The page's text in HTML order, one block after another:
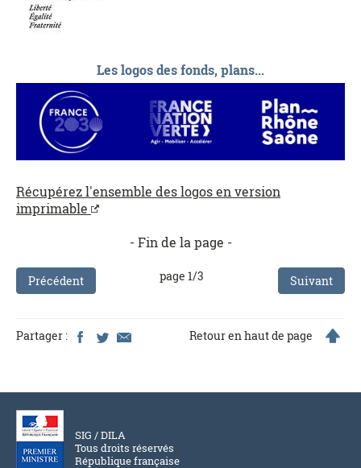
Les logos des fonds, plans...
Récupérez l'ensemble des logos en version
imprimable
- Fin de la page -
page 1/3
Précédent Suivant
Partager : Retour en haut de page
SIG / DILA
Tous droits réservés
République française